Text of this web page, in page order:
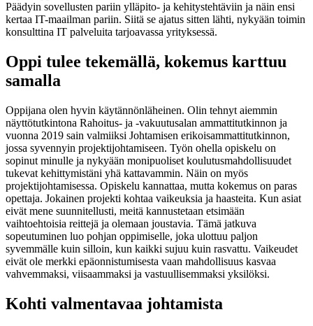
Päädyin sovellusten pariin ylläpito- ja kehitystehtäviin ja näin ensi
kertaa IT-maailman pariin. Siitä se ajatus sitten lähti, nykyään toimin
konsulttina IT palveluita tarjoavassa yrityksessä.
Oppi tulee tekemällä, kokemus karttuu
samalla
Oppijana olen hyvin käytännönläheinen. Olin tehnyt aiemmin
näyttötutkintona Rahoitus- ja -vakuutusalan ammattitutkinnon ja
vuonna 2019 sain valmiiksi Johtamisen erikoisammattitutkinnon,
jossa syvennyin projektijohtamiseen. Työn ohella opiskelu on
sopinut minulle ja nykyään monipuoliset koulutusmahdollisuudet
tukevat kehittymistäni yhä kattavammin. Näin on myös
projektijohtamisessa. Opiskelu kannattaa, mutta kokemus on paras
opettaja. Jokainen projekti kohtaa vaikeuksia ja haasteita. Kun asiat
eivät mene suunnitellusti, meitä kannustetaan etsimään
vaihtoehtoisia reittejä ja olemaan joustavia. Tämä jatkuva
sopeutuminen luo pohjan oppimiselle, joka ulottuu paljon
syvemmälle kuin silloin, kun kaikki sujuu kuin rasvattu. Vaikeudet
eivät ole merkki epäonnistumisesta vaan mahdollisuus kasvaa
vahvemmaksi, viisaammaksi ja vastuullisemmaksi yksilöksi.
Kohti valmentavaa johtamista